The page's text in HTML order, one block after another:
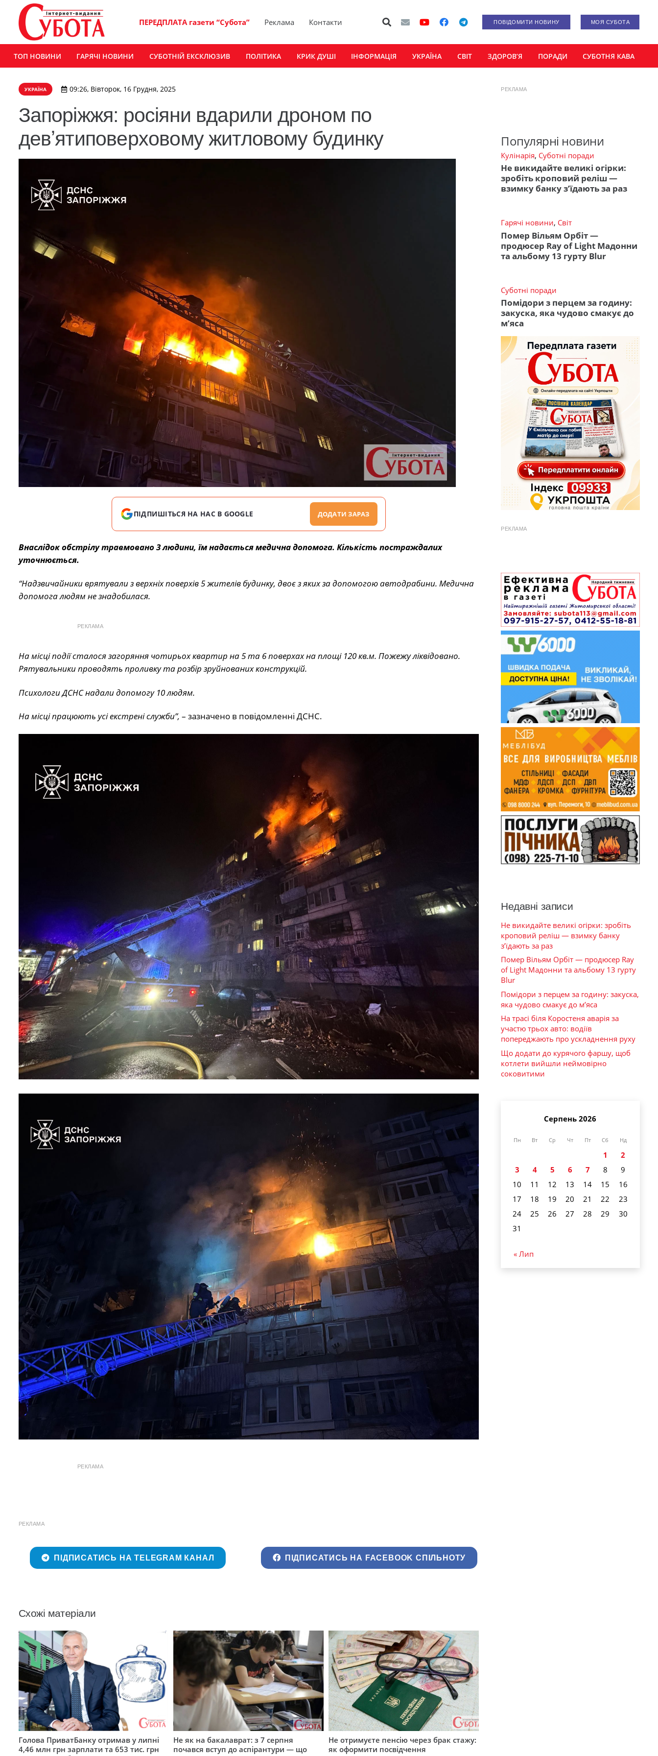
ПЕРЕДПЛАТА газети “Субота” Реклама Контакти ПОВІДОМИТИ НОВИНУ МОЯ СУБОТА
ТОП НОВИНИ ГАРЯЧІ НОВИНИ СУБОТНІЙ ЕКСКЛЮЗИВ ПОЛІТИКА КРИК ДУШІ ІНФОРМАЦІЯ УКРАЇНА СВІТ ЗДОРОВ’Я ПОРАДИ СУБОТНЯ КАВА
УКРАЇНА 09:26, Вівторок, 16 Грудня, 2025
Запоріжжя: росіяни вдарили дроном по
девʼятиповерховому житловому будинку
ПІДПИШІТЬСЯ НА НАС В GOOGLE ДОДАТИ ЗАРАЗ
Внаслідок обстрілу травмовано 3 людини, їм надається медична допомога. Кількість постраждалих
уточнюється.
“Надзвичайники врятували з верхніх поверхів 5 жителів будинку, двоє з яких за допомогою автодрабини. Медична
допомога людям не знадобилася.
РЕКЛАМА
На місці події сталося загоряння чотирьох квартир на 5 та 6 поверхах на площі 120 кв.м. Пожежу ліквідовано.
Рятувальники проводять проливку та розбір зруйнованих конструкцій.
Психологи ДСНС надали допомогу 10 людям.
На місці працюють усі екстрені служби”, – зазначено в повідомленні ДСНС.
РЕКЛАМА
РЕКЛАМА
ПІДПИСАТИСЬ НА TELEGRAM КАНАЛ ПІДПИСАТИСЬ НА FACEBOOK СПІЛЬНОТУ
Схожі матеріали
Голова ПриватБанку отримав у липні
4,46 млн грн зарплати та 653 тис. грн
Не як на бакалаврат: з 7 серпня
почався вступ до аспірантури — що
Не отримуєте пенсію через брак стажу:
як оформити посвідчення
РЕКЛАМА
Популярні новини
Кулінарія, Суботні поради
Не викидайте великі огірки:
зробіть кроповий реліш —
взимку банку з’їдають за раз
Гарячі новини, Світ
Помер Вільям Орбіт —
продюсер Ray of Light Мадонни
та альбому 13 гурту Blur
Суботні поради
Помідори з перцем за годину:
закуска, яка чудово смакує до
м’яса
РЕКЛАМА
Недавні записи
Не викидайте великі огірки: зробіть
кроповий реліш — взимку банку
з’їдають за раз
Помер Вільям Орбіт — продюсер Ray
of Light Мадонни та альбому 13 гурту
Blur
Помідори з перцем за годину: закуска,
яка чудово смакує до м’яса
На трасі біля Коростеня аварія за
участю трьох авто: водіїв
попереджають про ускладнення руху
Що додати до курячого фаршу, щоб
котлети вийшли неймовірно
соковитими
Серпень 2026
Пн Вт Ср Чт Пт Сб Нд
1
2
3
4 5 6 7 8
9
10
11 12 13 14 15
16
17
18 19 20 21 22
23
24
25 26 27 28 29
30
31
« Лип